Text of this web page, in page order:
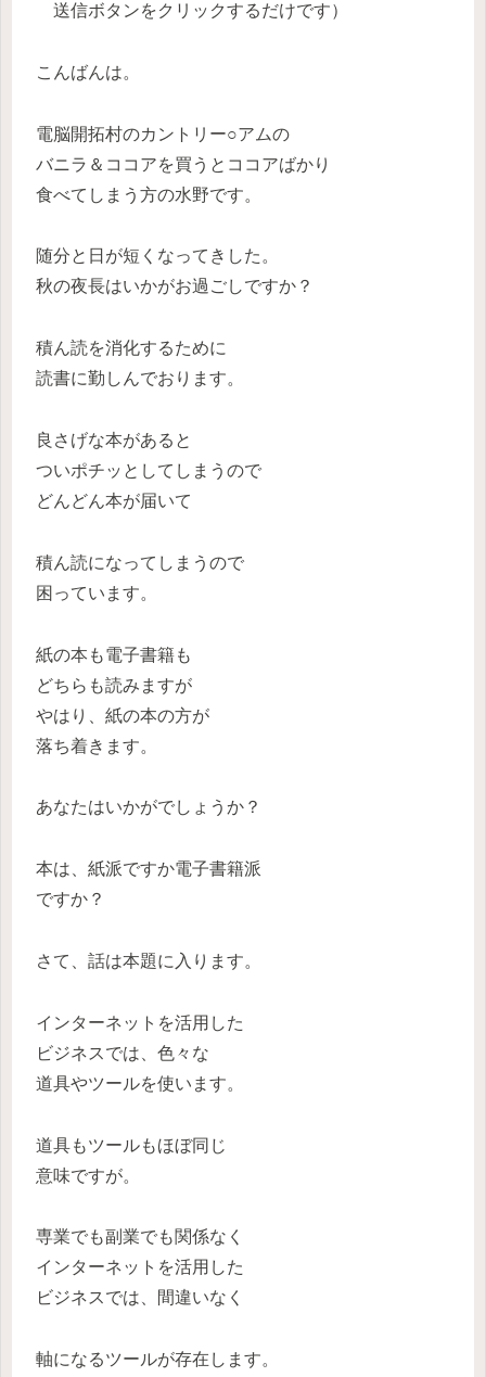
送信ボタンをクリックするだけです）
こんばんは。
電脳開拓村のカントリー○アムの
バニラ＆ココアを買うとココアばかり
食べてしまう方の水野です。
随分と日が短くなってきした。
秋の夜長はいかがお過ごしですか？
積ん読を消化するために
読書に勤しんでおります。
良さげな本があると
ついポチッとしてしまうので
どんどん本が届いて
積ん読になってしまうので
困っています。
紙の本も電子書籍も
どちらも読みますが
やはり、紙の本の方が
落ち着きます。
あなたはいかがでしょうか？
本は、紙派ですか電子書籍派
ですか？
さて、話は本題に入ります。
インターネットを活用した
ビジネスでは、色々な
道具やツールを使います。
道具もツールもほぼ同じ
意味ですが。
専業でも副業でも関係なく
インターネットを活用した
ビジネスでは、間違いなく
軸になるツールが存在します。